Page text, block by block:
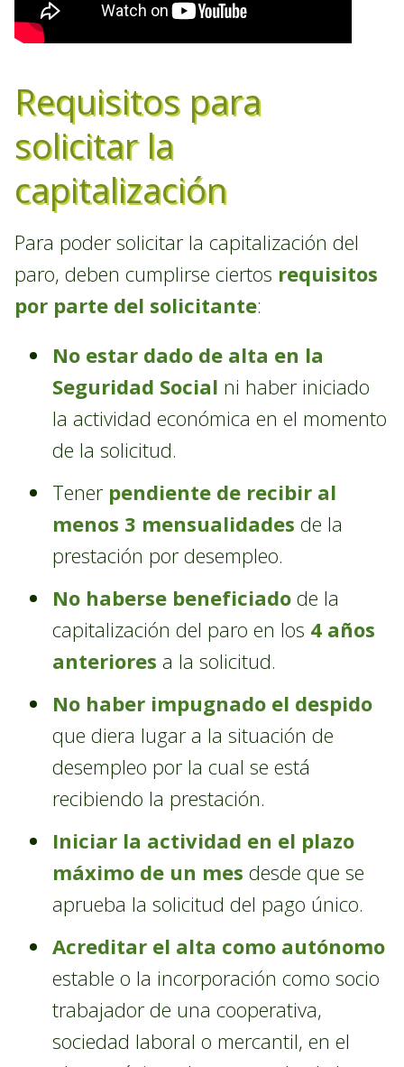
Requisitos para
solicitar la
capitalización
Para poder solicitar la capitalización del
paro, deben cumplirse ciertos requisitos
por parte del solicitante:
No estar dado de alta en la
Seguridad Social ni haber iniciado
la actividad económica en el momento
de la solicitud.
Tener pendiente de recibir al
menos 3 mensualidades de la
prestación por desempleo.
No haberse beneficiado de la
capitalización del paro en los 4 años
anteriores a la solicitud.
No haber impugnado el despido
que diera lugar a la situación de
desempleo por la cual se está
recibiendo la prestación.
Iniciar la actividad en el plazo
máximo de un mes desde que se
aprueba la solicitud del pago único.
Acreditar el alta como autónomo
estable o la incorporación como socio
trabajador de una cooperativa,
sociedad laboral o mercantil, en el